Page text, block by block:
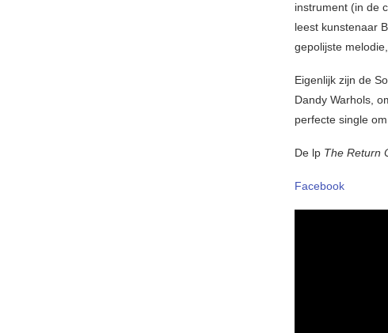
instrument (in de
leest kunstenaar
gepolijste
Eigenlijk zijn de
Dandy Warhols,
perfecte single
De lp The Return
Facebook